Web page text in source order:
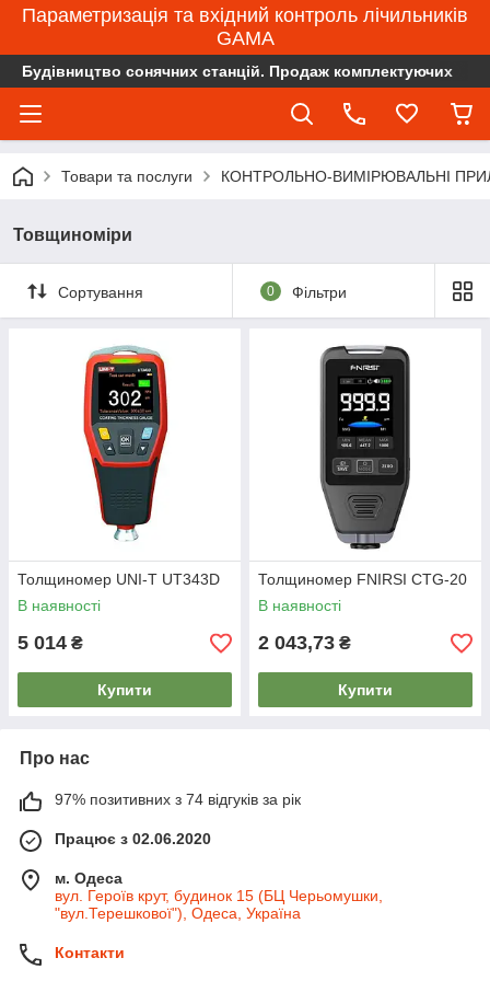
Параметризація та вхідний контроль лічильників
GAMA
Будівництво сонячних станцій. Продаж комплектуючих
Товари та послуги КОНТРОЛЬНО-ВИМІРЮВАЛЬНІ
Товщиноміри
Сортування 0 Фільтри
Толщиномер UNI-T UT343D
В наявності
5 014 ₴
Купити
Толщиномер FNIRSI CTG-20
В наявності
2 043,73 ₴
Купити
Про нас
97% позитивних з 74 відгуків за рік
Працює з 02.06.2020
м. Одеса
вул. Героїв крут, будинок 15 (БЦ Черьомушки,
"вул.Терешкової"), Одеса, Україна
Контакти